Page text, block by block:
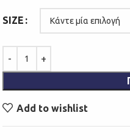
SIZE
Add to wishlist